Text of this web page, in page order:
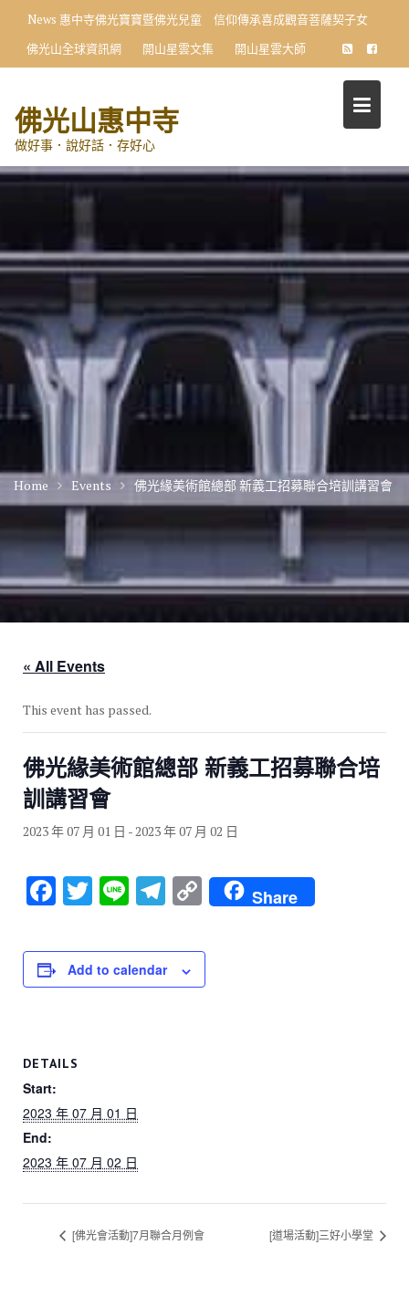
content
News 惠中寺佛光寶寶暨佛光兒童 信仰傳承喜成觀音菩薩契子女
佛光山全球資訊網
開山星雲文集 開山星雲大師
佛光山惠中寺
做好事．說好話．存好心
Home Events 佛光緣美術館總部 新義工招募聯合培訓講習會
« All Events
This event has passed.
佛光緣美術館總部 新義工招募聯合培
訓講習會
2023 年 07 月 01 日 -2023 年 07 月 02 日
F
c
e
o
k
T
tt
er
Li
e
T
e
gr
C
o
p
y
Share
Add to calendar
DETAILS
Start:
2023 年 07 月 01 日
End:
2023 年 07 月 02 日
[佛光會活動]7月聯合月例會 [道場活動]三好小學堂